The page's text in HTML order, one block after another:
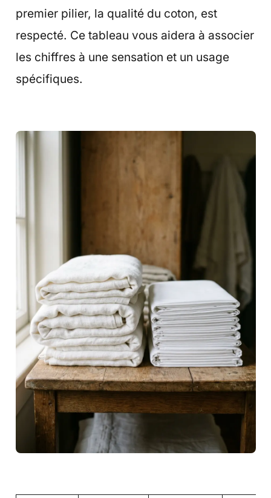
premier pilier, la qualité du coton, est
respecté. Ce tableau vous aidera à associer
les chiffres à une sensation et un usage
spécifiques.